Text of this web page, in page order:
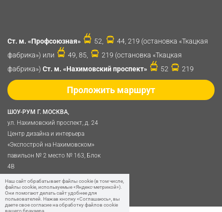
ШОУ-РУМ Г. МОСКВА,
ул. Нахимовский проспект, д. 24
Центр дизайна и интерьера
«Экспострой на Нахимовском»
павильон № 2 место № 163, Блок
4B
Политика обработки
персональных данных
Ст. м. «Профсоюзная» 52,
44, 219 (остановка «Ткацкая
фабрика») или
49, 85,
219 (остановка «Ткацкая
фабрика») Ст. м. «Нахимовский проспект» 52 219
Проложить маршрут
Наш сайт обрабатывает файлы cookie (в том числе,
файлы cookie, используемые «Яндекс-метрикой»).
Они помогают делать сайт удобнее для
пользователей. Нажав кнопку «Соглашаюсь», вы
даете свое согласие на обработку файлов cookie
вашего браузера.